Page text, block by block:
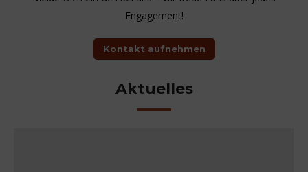
Engagement!
Kontakt aufnehmen
Aktuelles